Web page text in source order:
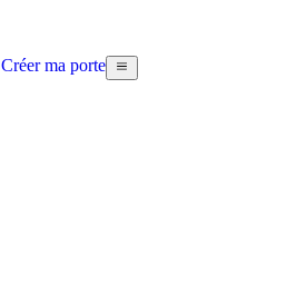
Créer ma porte